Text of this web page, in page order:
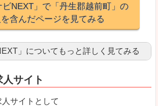
NEXT」で「丹生郡越前町」の
含んだページを見てみる
」についてもっと詳しく見てみる
サイト
サイトとして